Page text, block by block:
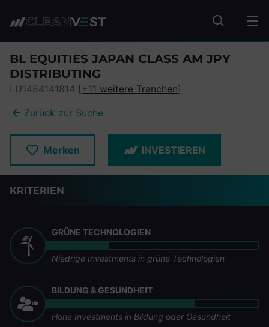
Fonds
BL EQUITIES JAPAN CLASS AM JPY
DISTRIBUTING
LU1484141814 [+11 weitere Tranchen]
Zurück zur Suche
Merken INVESTIEREN
KRITERIEN
GRÜNE TECHNOLOGIEN
Niedrige Investments in grüne Technologien
BILDUNG & GESUNDHEIT
Hohe Investments in Bildung oder Gesundheit